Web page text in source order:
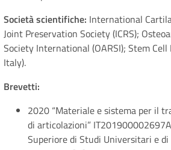
Società scientifiche: International
Joint Preservation Society (ICRS);
Society International (OARSI); Stem Cell
Italy).
Brevetti:
2020 “Materiale e sistema per il
di articolazioni”
Superiore di Studi Universitari e